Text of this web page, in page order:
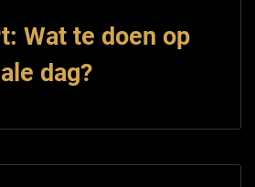
Wat te doen op
dag?